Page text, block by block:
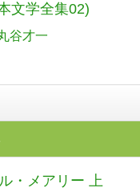
文学全集02)
谷才一
・メアリー 上